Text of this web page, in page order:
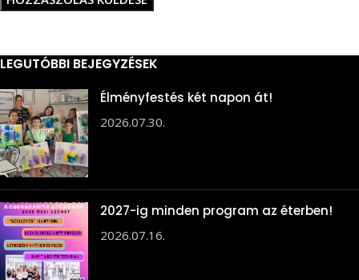
LEGUTÓBBI BEJEGYZÉSEK
Élményfestés két napon át!
2026.07.30.
2027-ig minden program az éterben!
2026.07.16.